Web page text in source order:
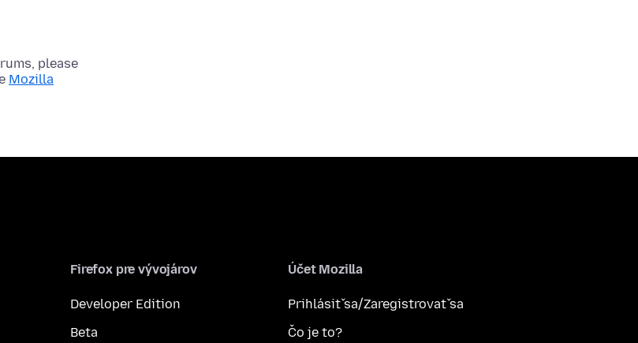
please
Mozilla
Firefox pre vývojárov
Developer Edition
Beta
Účet Mozilla
Prihlásiť sa/Zaregistrovať sa
Čo je to?